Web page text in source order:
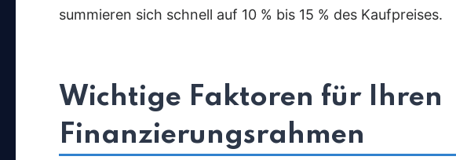
summieren sich schnell auf 10 % bis 15 % des Kaufpreises.
Wichtige Faktoren für Ihren
Finanzierungsrahmen